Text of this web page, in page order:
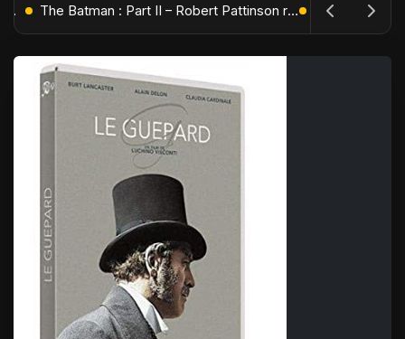
L'Âge de Glace : Le Réveil du Volcan – Manny, Sid et Diego de retour pour une aventure explosive The Batman : Part II – Robert Pattinson replonge dans les ténèbres de Gotham dès octobre 2027